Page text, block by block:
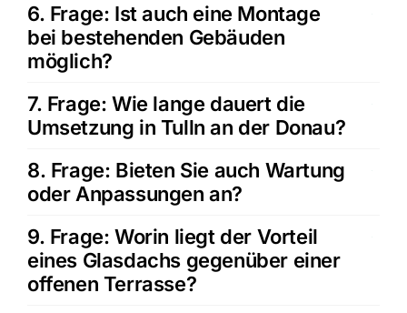
6. Frage: Ist auch eine Montage
bei bestehenden Gebäuden
möglich?
7. Frage: Wie lange dauert die
Umsetzung in Tulln an der Donau?
8. Frage: Bieten Sie auch Wartung
oder Anpassungen an?
9. Frage: Worin liegt der Vorteil
eines Glasdachs gegenüber einer
offenen Terrasse?